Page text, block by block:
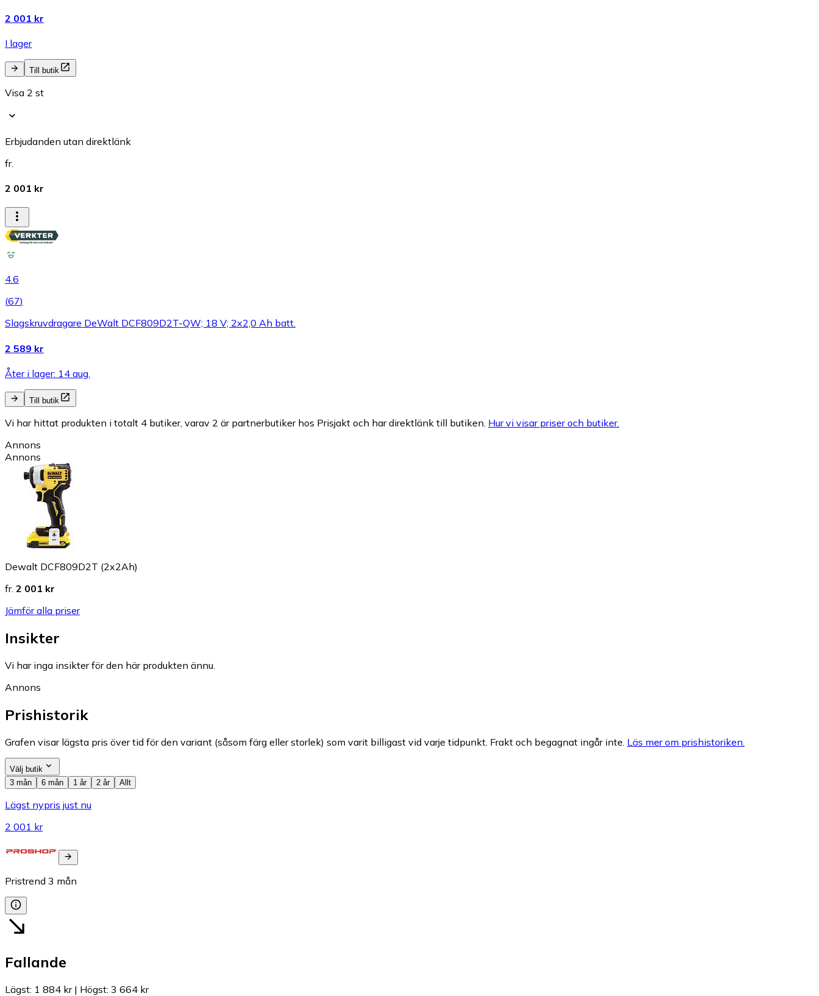
2 001 kr
I lager
Till butik
Visa 2 st
Erbjudanden utan direktlänk
fr.
2 001 kr
4.6
(67)
Slagskruvdragare DeWalt DCF809D2T-QW; 18 V; 2x2,0 Ah batt.
2 589 kr
Åter i lager: 14 aug.
Till butik
Vi har hittat produkten i totalt 4 butiker, varav 2 är partnerbutiker hos Prisjakt och har direktlänk till butiken. Hur vi visar priser och butiker.
Annons
Annons
Dewalt DCF809D2T (2x2Ah)
fr. 2 001 kr
Jämför alla priser
Insikter
Vi har inga insikter för den här produkten ännu.
Annons
Prishistorik
Grafen visar lägsta pris över tid för den variant (såsom färg eller storlek) som varit billigast vid varje tidpunkt. Frakt och begagnat ingår inte. Läs mer om prishistoriken.
Välj butik
3 mån
6 mån 1 år 2 år Allt
Lägst nypris just nu
2 001 kr
Pristrend 3 mån
Fallande
Lägst: 1 884 kr| Högst: 3 664 kr